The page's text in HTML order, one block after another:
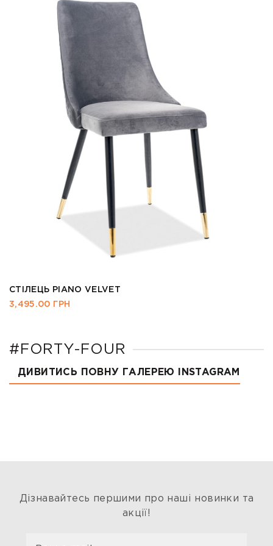
СТІЛЕЦЬ PIANO VELVET
3,495.00 ГРН
#FORTY-FOUR
ДИВИТИСЬ ПОВНУ ГАЛЕРЕЮ INSTAGRAM
Дізнавайтесь першими про наші новинки та
акції!